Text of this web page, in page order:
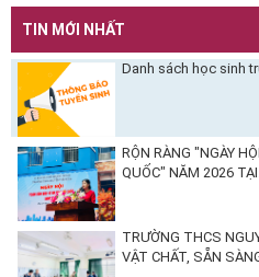
TIN MỚI NHẤT
Danh sách học sinh
RỘN RÀNG "NGÀY
QUỐC" NĂM 2026
TRƯỜNG THCS
VẬT CHẤT, SẴN